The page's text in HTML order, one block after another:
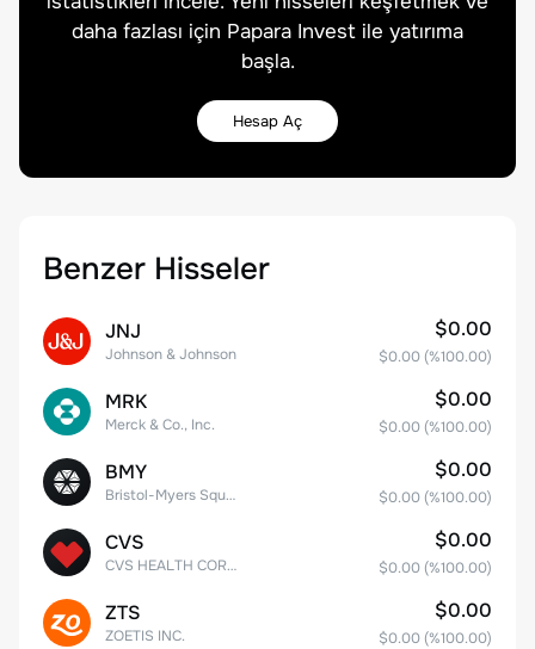
daha fazlası için Papara Invest ile yatırıma
başla.
Hesap Aç
Benzer Hisseler
JNJ
Johnson & Johnson
$0.00
$0.00 (%100.00)
MRK
Merck & Co., Inc.
$0.00
$0.00 (%100.00)
BMY
Bristol-Myers Squibb Co.
$0.00
$0.00 (%100.00)
CVS
CVS HEALTH CORPORATION
$0.00
$0.00 (%100.00)
ZTS
ZOETIS INC.
$0.00
$0.00 (%100.00)